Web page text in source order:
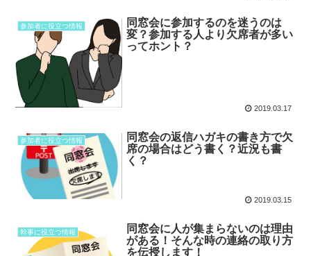
参加者に役立つ情報
同窓会に参加するのを迷うのは
変？参加する人より欠席者が多い
ってホント？
2019.03.17
参加者に役立つ情報
同窓会の返信ハガキの書き方で欠
席の場合はどう書く？近況も書
く？
2019.03.15
幹事に役立つ情報
同窓会に人が集まらないのは理由
がある！そんな時の連絡の取り方
を伝授します！